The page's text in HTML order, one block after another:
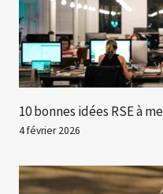
10 bonnes idées RSE à
4 février 2026